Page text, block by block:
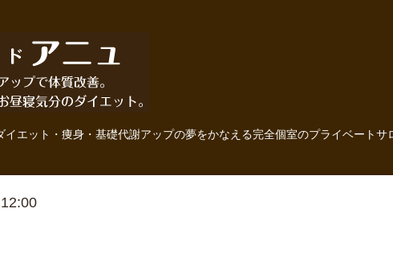
エット・痩身・基礎代謝アップの夢をかなえる完全個室のプライベートサ